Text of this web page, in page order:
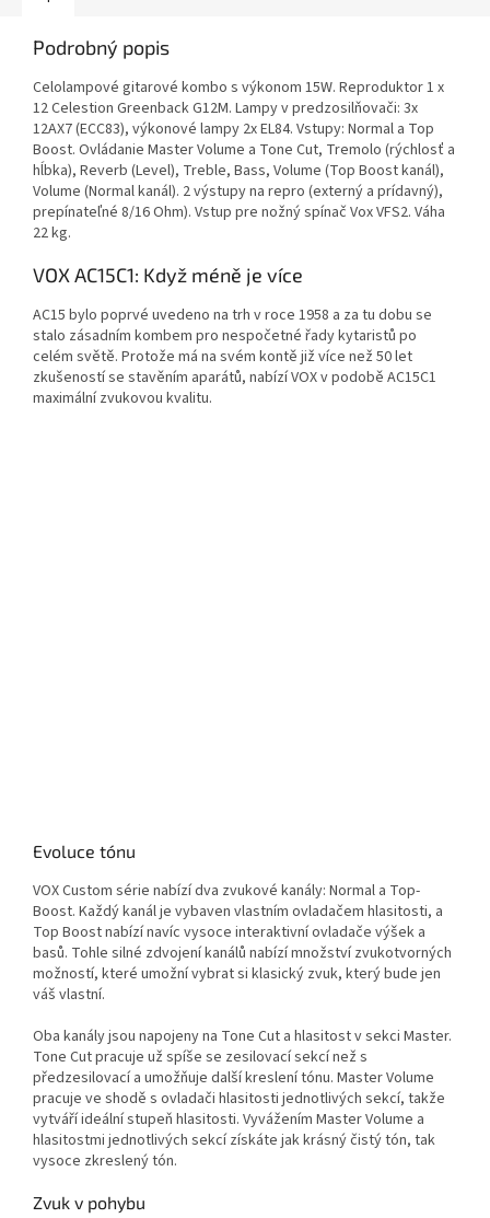
Podrobný popis
Celolampové gitarové kombo s výkonom 15W. Reproduktor 1 x
12 Celestion Greenback G12M. Lampy v predzosilňovači: 3x
12AX7 (ECC83), výkonové lampy 2x EL84. Vstupy: Normal a Top
Boost. Ovládanie Master Volume a Tone Cut, Tremolo (rýchlosť a
hĺbka), Reverb (Level), Treble, Bass, Volume (Top Boost kanál),
Volume (Normal kanál). 2 výstupy na repro (externý a prídavný),
prepínateľné 8/16 Ohm). Vstup pre nožný spínač Vox VFS2. Váha
22 kg.
VOX AC15C1: Když méně je více
AC15 bylo poprvé uvedeno na trh v roce 1958 a za tu dobu se
stalo zásadním kombem pro nespočetné řady kytaristů po
celém světě. Protože má na svém kontě již více než 50 let
zkušeností se stavěním aparátů, nabízí VOX v podobě AC15C1
maximální zvukovou kvalitu.
Evoluce tónu
VOX Custom série nabízí dva zvukové kanály: Normal a Top-
Boost. Každý kanál je vybaven vlastním ovladačem hlasitosti, a
Top Boost nabízí navíc vysoce interaktivní ovladače výšek a
basů. Tohle silné zdvojení kanálů nabízí množství zvukotvorných
možností, které umožní vybrat si klasický zvuk, který bude jen
váš vlastní.
Oba kanály jsou napojeny na Tone Cut a hlasitost v sekci Master.
Tone Cut pracuje už spíše se zesilovací sekcí než s
předzesilovací a umožňuje další kreslení tónu. Master Volume
pracuje ve shodě s ovladači hlasitosti jednotlivých sekcí, takže
vytváří ideální stupeň hlasitosti. Vyvážením Master Volume a
hlasitostmi jednotlivých sekcí získáte jak krásný čistý tón, tak
vysoce zkreslený tón.
Zvuk v pohybu